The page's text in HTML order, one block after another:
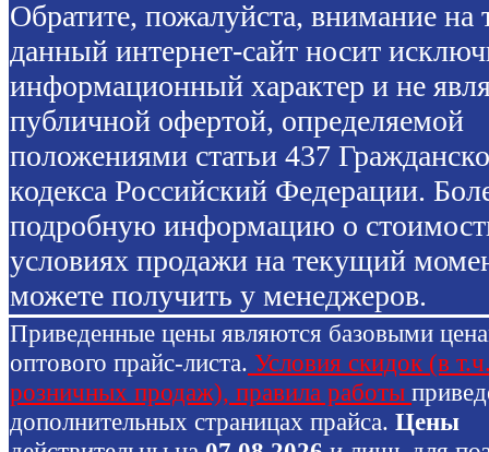
Обратите, пожалуйста, внимание на
данный интернет-сайт носит
информационный характер и не
публичной офертой, определяемой
положениями статьи 437
кодекса Российский Федерации.
подробную информацию о
условиях продажи на текущий
можете получить у менеджеров.
Приведенные цены являются базовыми
оптового прайс-листа. Условия скидок (в
розничных продаж), правила работы
дополнительных страницах прайса. Цены